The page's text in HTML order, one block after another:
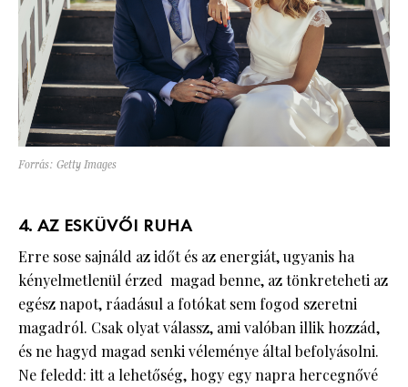
Forrás: Getty Images
4. AZ ESKÜVŐI RUHA
Erre sose sajnáld az időt és az energiát, ugyanis ha
kényelmetlenül érzed magad benne, az tönkreteheti az
egész napot, ráadásul a fotókat sem fogod szeretni
magadról. Csak olyat válassz, ami valóban illik hozzád,
és ne hagyd magad senki véleménye által befolyásolni.
Ne feledd: itt a lehetőség, hogy egy napra hercegnővé